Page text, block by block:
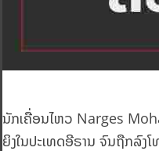
ນັກເຄື່ອນໄຫວ Narges
ຍິງໃນປະເທດອີຣານ ຈົນຖືກລົງ